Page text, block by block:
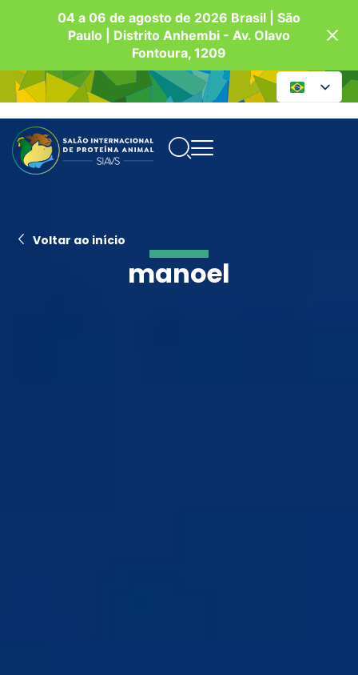
04 a 06 de agosto de 2026 Brasil | São
Paulo | Distrito Anhembi - Av. Olavo
Fontoura, 1209
Voltar ao início
manoel